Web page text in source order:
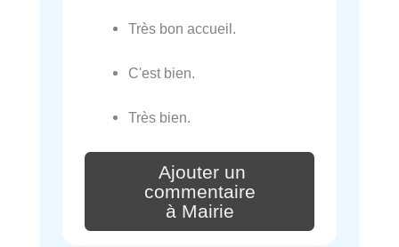
Très bon accueil.
C'est bien.
Très bien.
Ajouter un
commentaire
à Mairie